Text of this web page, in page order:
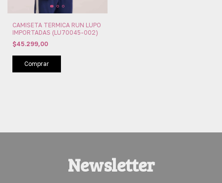
CAMISETA TERMICA RUN LUPO
IMPORTADAS (LU70045-002)
$45.299,00
Comprar
Newsletter